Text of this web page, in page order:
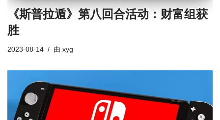
《斯普拉遁》第八回合活动：财富组获
胜
2023-08-14 由 xyg